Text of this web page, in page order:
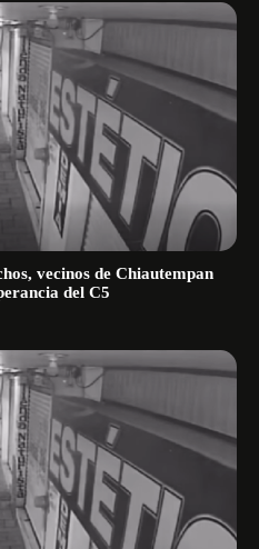
vecinos de Chiautempan
del C5